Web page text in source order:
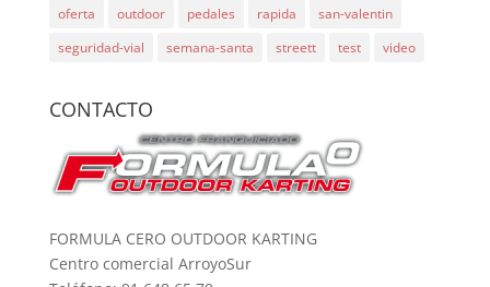
oferta
outdoor pedales rapida
san-valentin
seguridad-vial
semana-santa streett test video
CONTACTO
FORMULA CERO OUTDOOR KARTING
Centro comercial ArroyoSur